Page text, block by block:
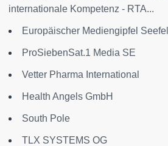
internationale Kompetenz - RTA...
Europäischer Mediengipfel
ProSiebenSat.1 Media SE
Vetter Pharma International
Health Angels GmbH
South Pole
TLX SYSTEMS OG